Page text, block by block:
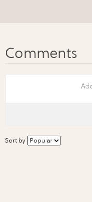
Sort by